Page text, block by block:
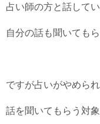
占い師の方と話してい
自分の話も聞いてもら
ですが占いがやめら
話を聞いてもらう対